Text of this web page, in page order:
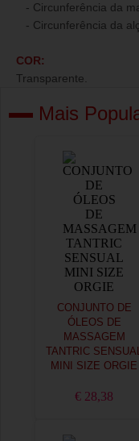
- Circunferência da
- Circunferência da
COR:
Transparente.
Mais
CONJUNTO DE
ÓLEOS DE
MASSAGEM
TANTRIC
MINI SIZE ORGIE
€ 28,38